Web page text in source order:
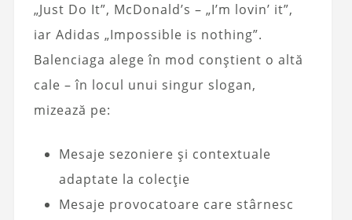
„Just Do It”, McDonald’s – „I’m lovin’ it”,
iar Adidas „Impossible is nothing”.
Balenciaga alege în mod conștient o altă
cale – în locul unui singur slogan,
mizează pe:
Mesaje sezoniere și contextuale
adaptate la colecție
Mesaje provocatoare care stârnesc